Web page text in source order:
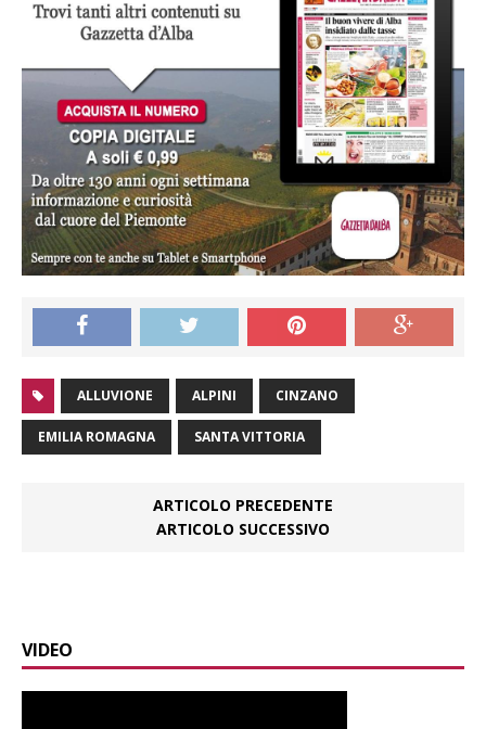
ALLUVIONE ALPINI CINZANO
EMILIA ROMAGNA SANTA VITTORIA
ARTICOLO PRECEDENTE
ARTICOLO SUCCESSIVO
VIDEO